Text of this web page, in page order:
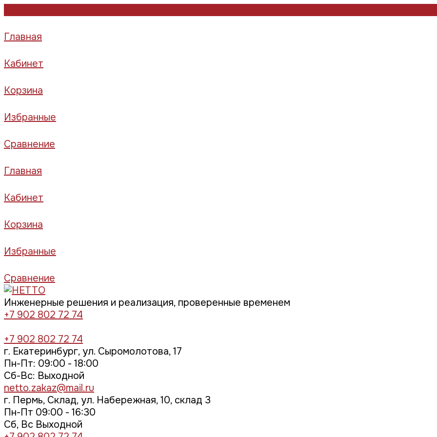
Главная
Кабинет
Корзина
Избранные
Сравнение
Главная
Кабинет
Корзина
Избранные
Сравнение
Инженерные решения и реализация, проверенные временем
+7 902 802 72 74
+7 902 802 72 74
г. Екатеринбург, ул. Сыромолотова, 17
Пн-Пт: 09:00 - 18:00
Cб-Вс: Выходной
netto.zakaz@mail.ru
г. Пермь, Склад, ул. Набережная, 10, склад 3
Пн-Пт 09:00 - 16:30
Сб, Вс Выходной